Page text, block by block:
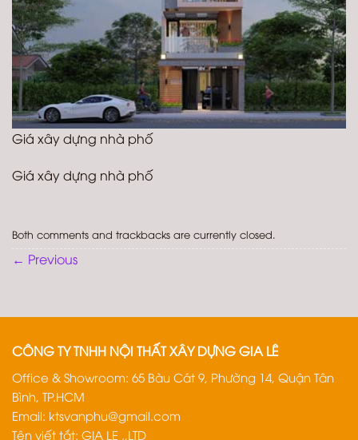
Giá xây dựng nhà phố
Giá xây dựng nhà phố
Both comments and trackbacks are currently closed.
← Previous
CÔNG TY TNHH NỘI THẤT XÂY DỰNG GIA LÊ
Office & Showroom: 65 Bàu Cát 9, Phường 14, Quận Tân
Bình, TP.HCM
Email: ktsvanphu@gmail.com
Tên viết tắt: GIA LE .,LTD